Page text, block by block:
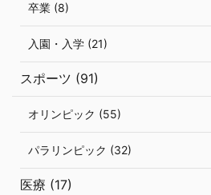
卒業 (8)
入園・入学 (21)
スポーツ (91)
オリンピック (55)
パラリンピック (32)
医療 (17)